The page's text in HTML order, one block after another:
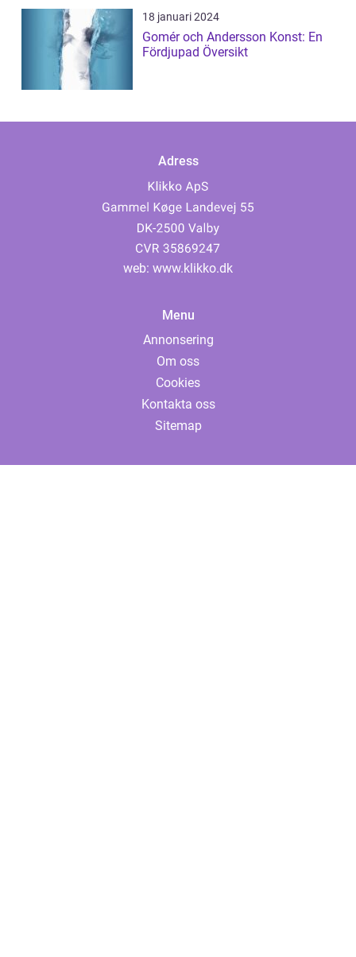
18 januari 2024
Gomér och Andersson Konst: En
Fördjupad Översikt
Adress
web: www.klikko.dk
Menu
Annonsering
Om oss
Cookies
Kontakta oss
Sitemap